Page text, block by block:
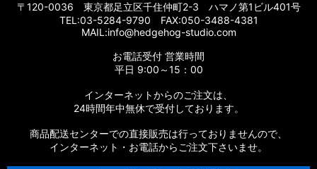
〒120-0036 東京都足立区千住仲町2-3 ハマノ第1ビル401号
TEL:03-5284-9790 FAX:050-3488-4381
MAIL:info@hedgehog-studio.com
お電話受付 営業時間
平日 9:00～15：00
インターネットからのご注文は、
24時間年中無休で受付しております。
商品配送センターでの直接販売は行っておりませんので、
インターネット・お電話からご注文下さいませ。